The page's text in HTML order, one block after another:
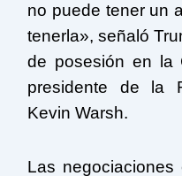
no puede tener un
tenerla», señaló
de posesión en la
presidente de la
Kevin Warsh.
Las